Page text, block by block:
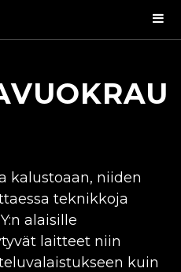
kalustoaan, niiden
teknikkoja
:n alaisille
laitteet niin
kuin